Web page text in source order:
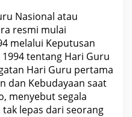
Nasional atau
resmi mulai
melalui Keputusan
tentang Hari Guru
Hari Guru pertama
dan Kebudayaan saat
menyebut segala
lepas dari seorang